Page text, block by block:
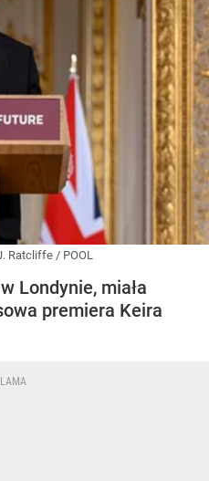
Ratcliffe / POOL
Londynie, miała
premiera Keira